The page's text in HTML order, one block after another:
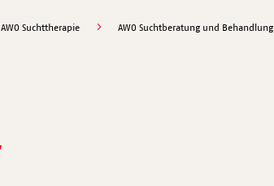
AWO Suchttherapie AWO Suchtberatung und Behandlung